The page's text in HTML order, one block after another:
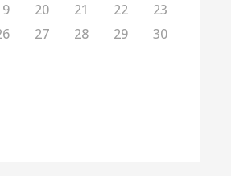
20 21 22
23
27 28 29
30